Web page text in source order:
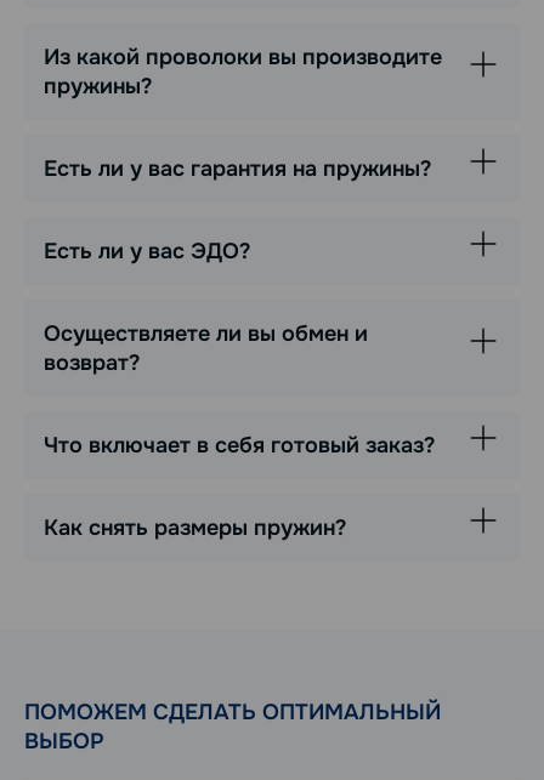
Из какой проволоки вы производите
пружины?
Есть ли у вас гарантия на пружины?
Есть ли у вас ЭДО?
Осуществляете ли вы обмен и
возврат?
Что включает в себя готовый заказ?
Как снять размеры пружин?
ПОМОЖЕМ СДЕЛАТЬ ОПТИМАЛЬНЫЙ
ВЫБОР